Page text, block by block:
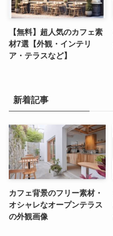
【無料】超人気のカフェ素
材7選【外観・インテリ
ア・テラスなど】
新着記事
カフェ背景のフリー素材・
オシャレなオープンテラス
の外観画像